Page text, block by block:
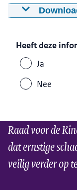
Ondertiteling
mp3
Heeft deze
Ja
Nee
Raad voor de
dat ernstige
veilig verder op